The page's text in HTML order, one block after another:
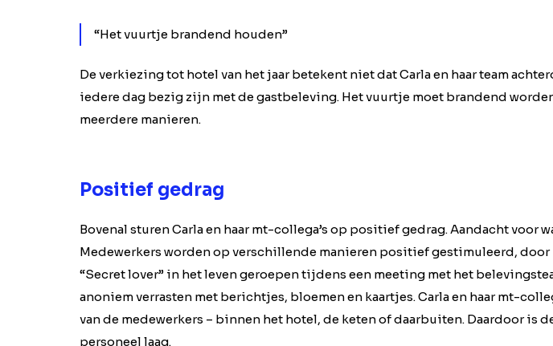
“Het vuurtje brandend houden”
De verkiezing tot hotel van het jaar betekent niet dat Carla en haar team
iedere dag bezig zijn met de gastbeleving. Het vuurtje moet brandend
meerdere manieren.
Positief gedrag
Bovenal sturen Carla en haar mt-collega’s op positief gedrag. Aandacht voor
Medewerkers worden op verschillende manieren positief gestimuleerd,
“Secret lover” in het leven geroepen tijdens een meeting met het
anoniem verrasten met berichtjes, bloemen en kaartjes. Carla en haar mt-
van de medewerkers – binnen het hotel, de keten of daarbuiten. Daardoor is
personeel laag.